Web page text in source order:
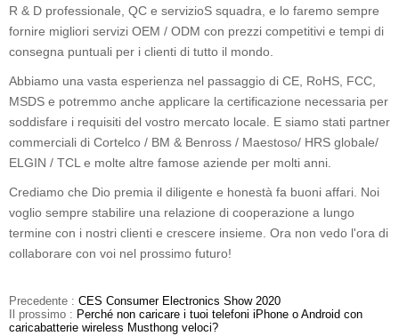
R & D professionale, QC e servizioS squadra , e lo faremo sempre
fornire migliori servizi OEM / ODM con prezzi competitivi e tempi di
consegna puntuali per i clienti di tutto il mondo.
Abbiamo una vasta esperienza nel passaggio di CE, RoHS, FCC,
MSDS e potremmo anche applicare la certificazione necessaria per
soddisfare i requisiti del vostro mercato locale. E siamo stati partner
commerciali di Cortelco / BM & Benross / Maestoso/ HRS globale/
ELGIN / TCL e molte altre famose aziende per molti anni.
Crediamo che Dio premia il diligente e honestà fa buoni affari . Noi
voglio sempre stabilire una relazione di cooperazione a lungo
termine con i nostri clienti e crescere insieme. Ora non vedo l'ora di
collaborare con voi nel prossimo futuro!
Precedente : CES Consumer Electronics Show 2020
Il prossimo : Perché non caricare i tuoi telefoni iPhone o Android con
caricabatterie wireless Musthong veloci?